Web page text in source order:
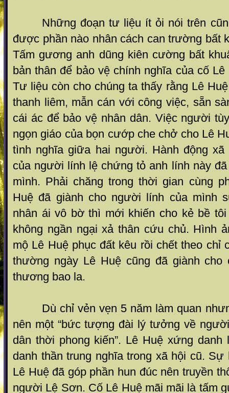
Những đoạn tư liệu ít ỏi nói trên
được phần nào nhân cách can trường bất
Tấm gương anh dũng kiên cường bất
bản thân để bảo vệ chính nghĩa của cố
Tư liệu còn cho chúng ta thấy rằng Lê
thanh liêm, mẫn cán với công việc, sẵn
cái ác để bảo vệ nhân dân. Việc người
ngọn giáo của bọn cướp che chở cho Lê
tình nghĩa giữa hai người. Hành động xã
của người lính lệ chứng tỏ anh lính này
mình. Phải chăng trong thời gian cùng
Huệ đã giành cho người lính của mình
nhân ái vô bờ thì mới khiến cho kẻ bề
không ngần ngại xả thân cứu chủ. Hình
mộ Lê Huệ phục đất kêu rồi chết theo chỉ
thường ngày Lê Huệ cũng đã giành cho
thương bao la.
Dù chỉ vẻn vẹn 5 năm làm quan
nên một “bức tượng đài lý tưởng về
dân thời phong kiến”. Lê Huệ xứng
danh thần trung nghĩa trong xã hội cũ.
Lê Huệ đã góp phần hun đúc nên truyền
người Lệ Sơn. Cố Lê Huệ mãi mãi là tấm